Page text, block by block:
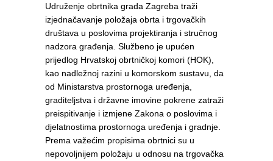
Udruženje obrtnika grada Zagreba traži
izjednačavanje položaja obrta i trgovačkih
društava u poslovima projektiranja i stručnog
nadzora građenja. Službeno je upućen
prijedlog Hrvatskoj obrtničkoj komori (HOK),
kao nadležnoj razini u komorskom sustavu, da
od Ministarstva prostornoga uređenja,
graditeljstva i državne imovine pokrene zatraži
preispitivanje i izmjene Zakona o poslovima i
djelatnostima prostornoga uređenja i gradnje.
Prema važećim propisima obrtnici su u
nepovoljnijem položaju u odnosu na trgovačka